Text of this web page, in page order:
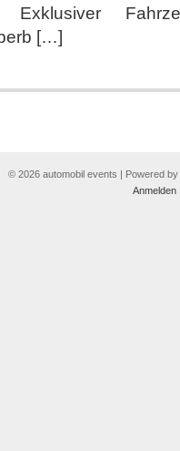
Exklusiver
[…]
© 2026 automobil events | Powered by
Anmelden|